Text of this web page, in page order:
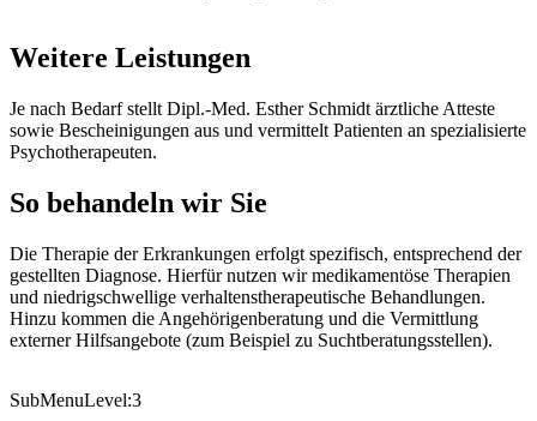
Weitere Leistungen
Je nach Bedarf stellt Dipl.-Med. Esther Schmidt ärztliche Atteste
sowie Bescheinigungen aus und vermittelt Patienten an spezialisierte
Psychotherapeuten.
So behandeln wir Sie
Die Therapie der Erkrankungen erfolgt spezifisch, entsprechend der
gestellten Diagnose. Hierfür nutzen wir medikamentöse Therapien
und niedrigschwellige verhaltenstherapeutische Behandlungen.
Hinzu kommen die Angehörigenberatung und die Vermittlung
externer Hilfsangebote (zum Beispiel zu Suchtberatungsstellen).
SubMenuLevel:3